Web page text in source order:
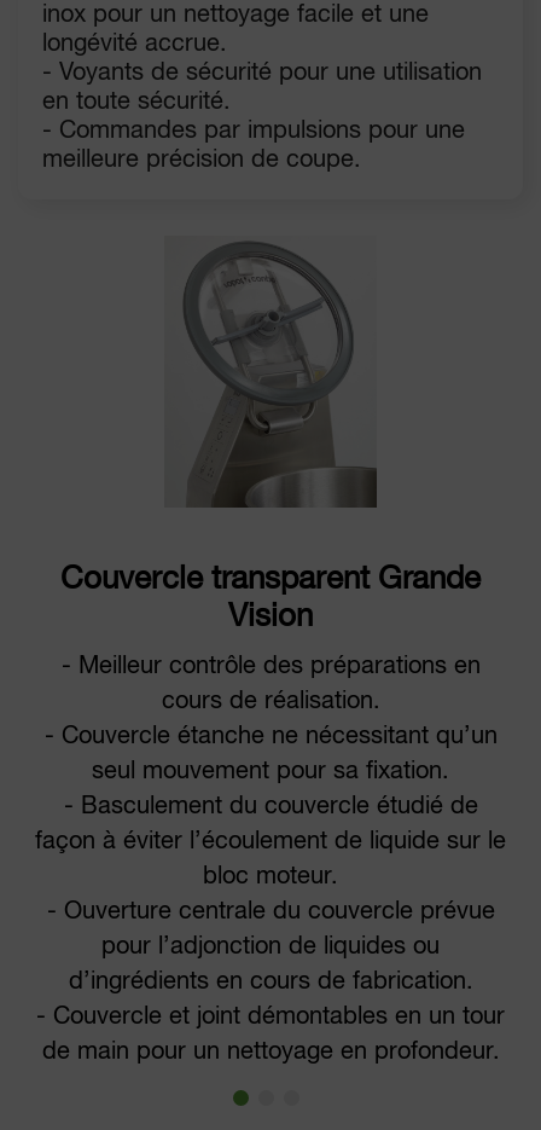
inox pour un nettoyage facile et une
longévité accrue.
- Voyants de sécurité pour une utilisation
en toute sécurité.
- Commandes par impulsions pour une
meilleure précision de coupe.
Couvercle transparent Grande
Vision
- Meilleur contrôle des préparations en
cours de réalisation.
- Couvercle étanche ne nécessitant qu’un
seul mouvement pour sa fixation.
- Basculement du couvercle étudié de
façon à éviter l’écoulement de liquide sur le
bloc moteur.
- Ouverture centrale du couvercle prévue
pour l’adjonction de liquides ou
d’ingrédients en cours de fabrication.
- Couvercle et joint démontables en un tour
de main pour un nettoyage en profondeur.